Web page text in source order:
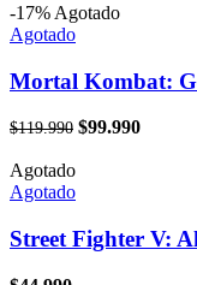
-17% Agotado
Agotado
Mortal Kombat:
$119.990 El
$99.990El
Agotado
Agotado
Street Fighter V: